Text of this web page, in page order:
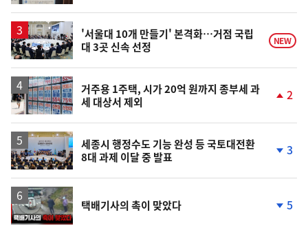
승
'서울대 10개 만들기' 본격화…거점 국립
대 3곳 신속 선정
NEW
거주용 1주택, 시가 20억 원까지 종부세 과
세 대상서 제외
2
세종시 행정수도 기능 완성 등 국토대전환
8대 과제 이달 중 발표
3
영
상
택배기사의 촉이 맞았다 5